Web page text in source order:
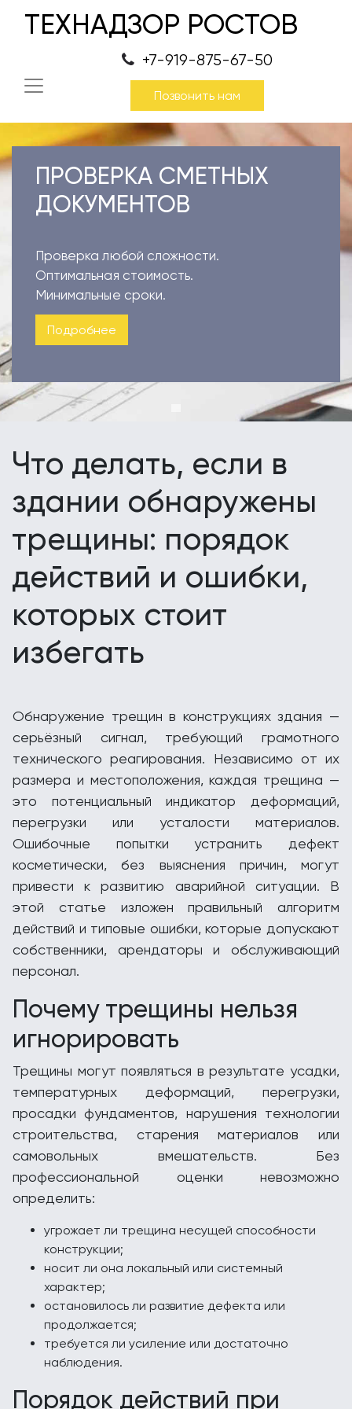
ТЕХНАДЗОР РОСТОВ
+7-919-875-67-50
Позвонить нам
ПРОВЕРКА СМЕТНЫХ
ДОКУМЕНТОВ
Проверка любой сложности.
Оптимальная стоимость.
Минимальные сроки.
Подробнее
Что делать, если в
здании обнаружены
трещины: порядок
действий и ошибки,
которых стоит
избегать
Обнаружение трещин в конструкциях здания —
серьёзный сигнал, требующий грамотного
технического реагирования. Независимо от их
размера и местоположения, каждая трещина —
это потенциальный индикатор деформаций,
перегрузки или усталости материалов.
Ошибочные попытки устранить дефект
косметически, без выяснения причин, могут
привести к развитию аварийной ситуации. В
этой статье изложен правильный алгоритм
действий и типовые ошибки, которые допускают
собственники, арендаторы и обслуживающий
персонал.
Почему трещины нельзя
игнорировать
Трещины могут появляться в результате усадки,
температурных деформаций, перегрузки,
просадки фундаментов, нарушения технологии
строительства, старения материалов или
самовольных вмешательств. Без
профессиональной оценки невозможно
определить:
угрожает ли трещина несущей способности
конструкции;
носит ли она локальный или системный
характер;
остановилось ли развитие дефекта или
продолжается;
требуется ли усиление или достаточно
наблюдения.
Порядок действий при